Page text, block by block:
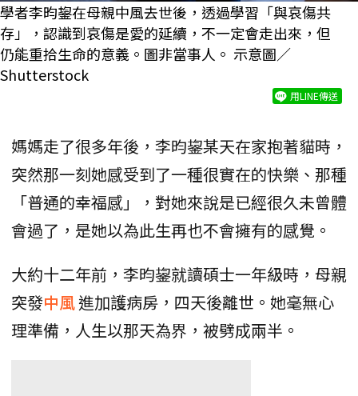
學者李昀鋆在母親中風去世後，透過學習「與哀傷共
存」，認識到哀傷是愛的延續，不一定會走出來，但
仍能重拾生命的意義。圖非當事人。 示意圖／
Shutterstock
用LINE傳送
媽媽走了很多年後，李昀鋆某天在家抱著貓時，
突然那一刻她感受到了一種很實在的快樂、那種
「普通的幸福感」，對她來說是已經很久未曾體
會過了，是她以為此生再也不會擁有的感覺。
大約十二年前，李昀鋆就讀碩士一年級時，母親
突發中風進加護病房，四天後離世。她毫無心
理準備，人生以那天為界，被劈成兩半。